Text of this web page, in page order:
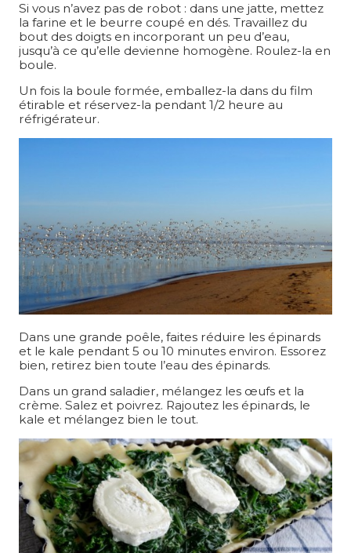
Si vous n’avez pas de robot : dans une jatte, mettez
la farine et le beurre coupé en dés. Travaillez du
bout des doigts en incorporant un peu d’eau,
jusqu’à ce qu’elle devienne homogène. Roulez-la en
boule.
Un fois la boule formée, emballez-la dans du film
étirable et réservez-la pendant 1/2 heure au
réfrigérateur.
Dans une grande poêle, faites réduire les épinards
et le kale pendant 5 ou 10 minutes environ. Essorez
bien, retirez bien toute l’eau des épinards.
Dans un grand saladier, mélangez les œufs et la
crème. Salez et poivrez. Rajoutez les épinards, le
kale et mélangez bien le tout.